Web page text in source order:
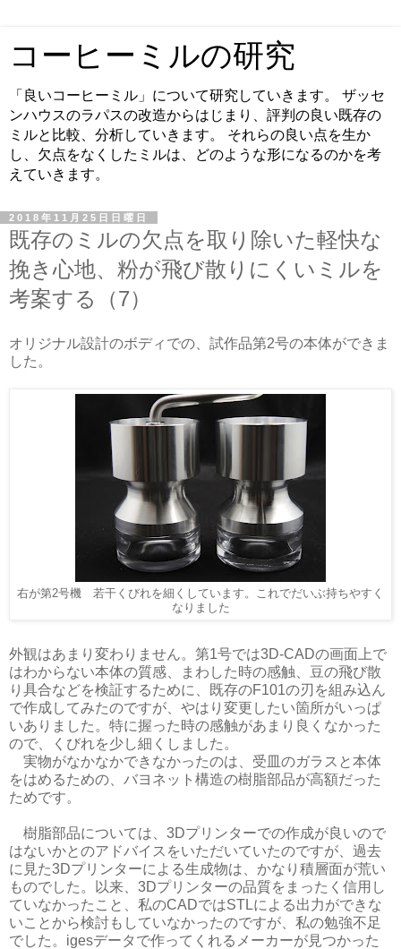
コーヒーミルの研究
「良いコーヒーミル」について研究していきます。 ザッセ
ンハウスのラパスの改造からはじまり、評判の良い既存の
ミルと比較、分析していきます。 それらの良い点を生か
し、欠点をなくしたミルは、どのような形になるのかを考
えていきます。
2018年11月25日日曜日
既存のミルの欠点を取り除いた軽快な
挽き心地、粉が飛び散りにくいミルを
考案する（7）
オリジナル設計のボディでの、試作品第2号の本体ができま
した。
右が第2号機 若干くびれを細くしています。これでだいぶ持ちやすく
なりました
外観はあまり変わりません。第1号では3D-CADの画面上で
はわからない本体の質感、まわした時の感触、豆の飛び散
り具合などを検証するために、既存のF101の刃を組み込ん
で作成してみたのですが、やはり変更したい箇所がいっぱ
いありました。特に握った時の感触があまり良くなかった
ので、くびれを少し細くしました。
実物がなかなかできなかったのは、受皿のガラスと本体
をはめるための、バヨネット構造の樹脂部品が高額だった
ためです。
樹脂部品については、3Dプリンターでの作成が良いので
はないかとのアドバイスをいただいていたのですが、過去
に見た3Dプリンターによる生成物は、かなり積層面が荒い
ものでした。以来、3Dプリンターの品質をまったく信用し
ていなかったこと、私のCADではSTLによる出力ができな
いことから検討もしていなかったのですが、私の勉強不足
でした。igesデータで作ってくれるメーカーが見つかった